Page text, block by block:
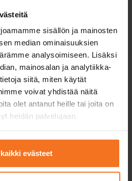
sisällön ja mainosten
median ominaisuuksien
analysoimiseen. Lisäksi
mainosalan ja analytiikka-
siitä, miten käytät
voivat yhdistää näitä
olet antanut heille tai joita on
heidän palvelujaan.
evästeet
traktori
tarvitset T- tai AM121-
varten tarvitset aina T-